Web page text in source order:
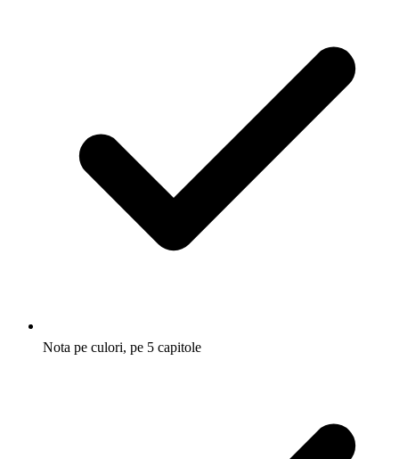
Nota pe culori, pe 5 capitole